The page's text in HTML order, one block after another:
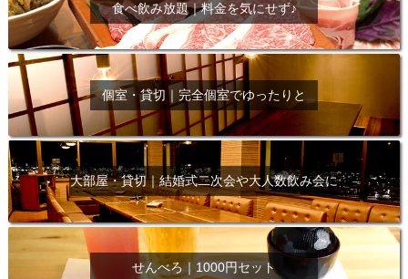
食べ飲み放題｜料金を気にせず♪
個室・貸切｜完全個室でゆったりと
大部屋・貸切｜結婚式二次会や大人数飲み会に
せんべろ｜1000円セット